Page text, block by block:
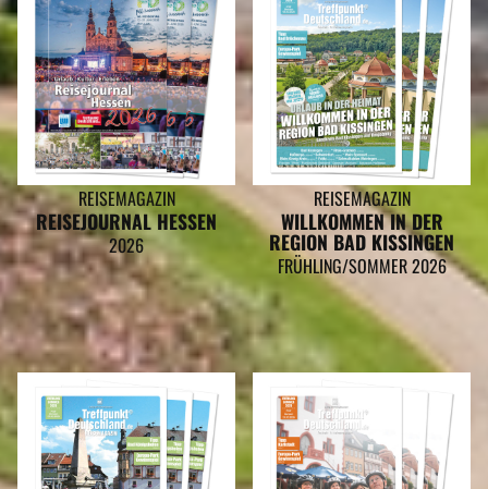
REISEMAGAZIN
REISEJOURNAL HESSEN
2026
REISEMAGAZIN
WILLKOMMEN IN DER
REGION BAD KISSINGEN
FRÜHLING/SOMMER 2026